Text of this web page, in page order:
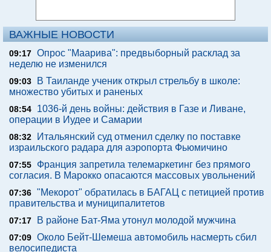
ВАЖНЫЕ НОВОСТИ
09:17 Опрос "Mаарива": предвыборный расклад за
неделю не изменился
09:03
В Таиланде ученик открыл стрельбу в школе:
множество убитых и раненых
08:54
1036-й день войны: действия в Газе и Ливане,
операции в Иудее и Самарии
08:32
Итальянский суд отменил сделку по поставке
израильского радара для аэропорта Фьюмичино
07:55
Франция запретила телемаркетинг без прямого
согласия. В Марокко опасаются массовых увольнений
07:36 "Мекорот" обратилась в БАГАЦ с петицией против
правительства и муниципалитетов
07:17 В районе Бат-Яма утонул молодой мужчина
07:09 Около Бейт-Шемеша автомобиль насмерть сбил
велосипедиста